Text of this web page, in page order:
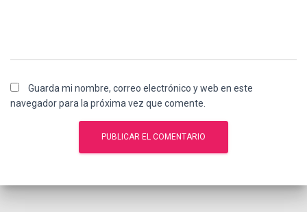
Guarda mi nombre, correo electrónico y web en este
navegador para la próxima vez que comente.